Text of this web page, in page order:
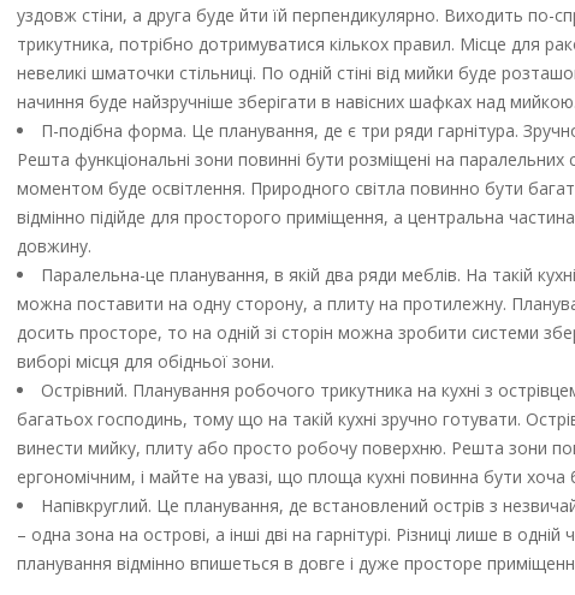
уздовж стіни, а друга буде йти їй перпендикулярно. Виходить
трикутника, потрібно дотримуватися кількох правил. Місце для
невеликі шматочки стільниці. По одній стіні від мийки буде
начиння буде найзручніше зберігати в навісних шафках над мийкою.
П-подібна форма. Це планування, де є три ряди гарнітура.
Решта функціональні зони повинні бути розміщені на
моментом буде освітлення. Природного світла повинно бути
відмінно підійде для просторого приміщення, а центральна
довжину.
Паралельна-це планування, в якій два ряди меблів. На такій
можна поставити на одну сторону, а плиту на протилежну.
досить просторе, то на одній зі сторін можна зробити системи
виборі місця для обідньої зони.
Острівний. Планування робочого трикутника на кухні з
багатьох господинь, тому що на такій кухні зручно готувати.
винести мийку, плиту або просто робочу поверхню. Решта зони
ергономічним, і майте на увазі, що площа кухні повинна бути
Напівкруглий. Це планування, де встановлений острів з
– одна зона на острові, а інші дві на гарнітурі. Різниці лише в
планування відмінно впишеться в довге і дуже просторе